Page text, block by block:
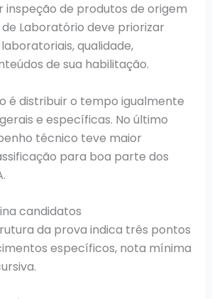
inspeção de produtos de origem
Laboratório deve priorizar
qualidade,
de sua habilitação.
é distribuir o tempo igualmente
e específicas. No último
técnico teve maior
para boa parte dos
candidatos
da prova indica três pontos
específicos, nota mínima